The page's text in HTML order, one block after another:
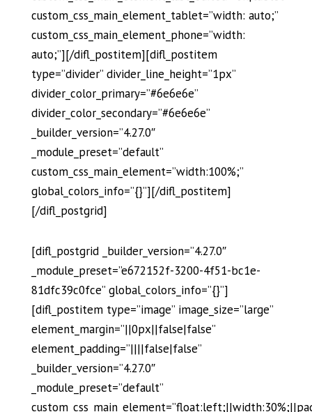
custom_css_main_element_tablet=”width: auto;”
custom_css_main_element_phone=”width:
auto;”][/difl_postitem][difl_postitem
type=”divider” divider_line_height=”1px”
divider_color_primary=”#6e6e6e”
divider_color_secondary=”#6e6e6e”
_builder_version=”4.27.0″
_module_preset=”default”
custom_css_main_element=”width:100%;”
global_colors_info=”{}”][/difl_postitem]
[/difl_postgrid]
[difl_postgrid _builder_version=”4.27.0″
_module_preset=”e672152f-3200-4f51-bc1e-
81dfc39c0fce” global_colors_info=”{}”]
[difl_postitem type=”image” image_size=”large”
element_margin=”||0px||false|false”
element_padding=”||||false|false”
_builder_version=”4.27.0″
_module_preset=”default”